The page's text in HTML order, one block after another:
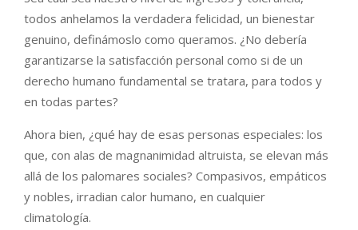
todos anhelamos la verdadera felicidad, un bienestar
genuino, definámoslo como queramos. ¿No debería
garantizarse la satisfacción personal como si de un
derecho humano fundamental se tratara, para todos y
en todas partes?
Ahora bien, ¿qué hay de esas personas especiales: los
que, con alas de magnanimidad altruista, se elevan más
allá de los palomares sociales? Compasivos, empáticos
y nobles, irradian calor humano, en cualquier
climatología.